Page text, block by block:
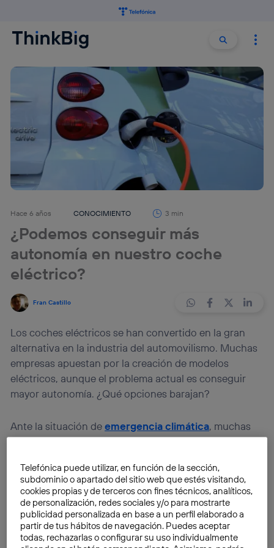
Buscar
Hace 6 años CONOCIMIENTO 3 min
¿Podemos conseguir más
autonomía en nuestro coche
eléctrico?
Fran Castillo
Los coches eléctricos se han convertido en la gran
alternativa en la industria del automovilismo. Muchas
empresas apuestan por la creación de modelos
eléctricos, aunque el problema actual es conseguir
mayor autonomía. ¿Qué opciones barajan?
Ante la situación deemergencia climática, muchas
empresas buscan alternativas con el objetivo de
perjudiciales para el planeta. Una de estas propuestas
es la creación decoches eléctricos. El kit de la
cuestión es conseguir una mayor autonomía, es decir,
hacer que la batería soporte una gran cantidad de
kilómetros.
Telefónica puede utilizar, en función de la sección,
subdominio o apartado del sitio web que estés visitando,
cookies propias y de terceros con fines técnicos, analíticos,
de personalización, redes sociales y/o para mostrarte
publicidad personalizada en base a un perfil elaborado a
partir de tus hábitos de navegación. Puedes aceptar
todas, rechazarlas o configurar su uso individualmente